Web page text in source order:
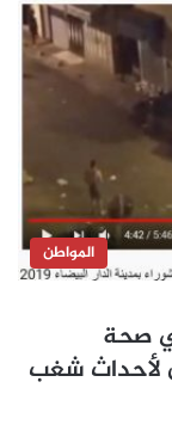
المواطن
صحة
لأحداث شغب